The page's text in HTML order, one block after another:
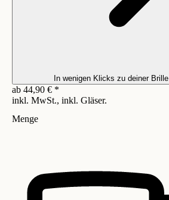
In wenigen Klicks zu deiner Brille
ab 44,90 € *
inkl. MwSt., inkl. Gläser.
Menge